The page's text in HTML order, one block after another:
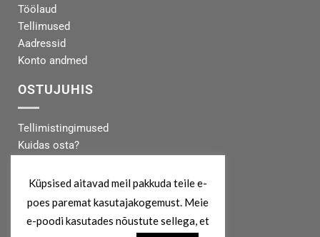
Töölaud
Tellimused
Aadressid
Konto andmed
OSTUJUHIS
Tellimistingimused
Kuidas osta?
Tarneinfo
MEIST
Küpsised aitavad meil pakkuda teile e-
poes paremat kasutajakogemust. Meie
e-poodi kasutades nõustute sellega, et